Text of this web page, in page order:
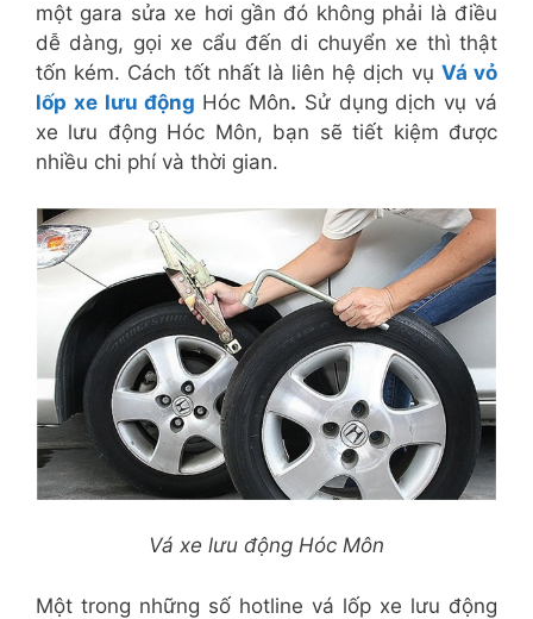
một gara sửa xe hơi gần đó không phải là điều
dễ dàng, gọi xe cẩu đến di chuyển xe thì thật
tốn kém. Cách tốt nhất là liên hệ dịch vụ Vá vỏ
lốp xe lưu động Hóc Môn. Sử dụng dịch vụ vá
xe lưu động Hóc Môn, bạn sẽ tiết kiệm được
nhiều chi phí và thời gian.
Vá xe lưu động Hóc Môn
Một trong những số hotline vá lốp xe lưu động